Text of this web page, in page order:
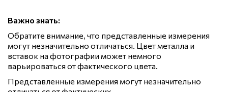
Важно знать:
Обратите внимание, что представленные измерения
могут незначительно отличаться. Цвет металла и
вставок на фотографии может немного
варьироваться от фактического цвета.
Представленные измерения могут незначительно